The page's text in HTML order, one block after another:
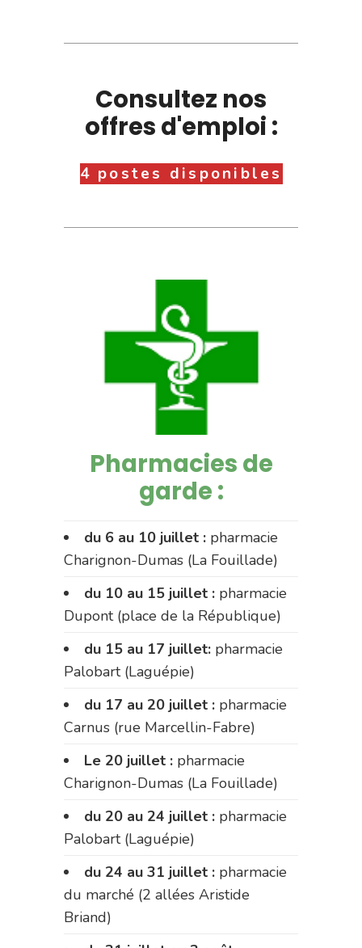
Consultez nos
offres d'emploi :
4 postes disponibles
Pharmacies de
garde :
du 6 au 10 juillet : pharmacie
Charignon-Dumas (La Fouillade)
du 10 au 15 juillet : pharmacie
Dupont (place de la République)
du 15 au 17 juillet: pharmacie
Palobart (Laguépie)
du 17 au 20 juillet : pharmacie
Carnus (rue Marcellin-Fabre)
Le 20 juillet : pharmacie
Charignon-Dumas (La Fouillade)
du 20 au 24 juillet : pharmacie
Palobart (Laguépie)
du 24 au 31 juillet : pharmacie
du marché (2 allées Aristide
Briand)